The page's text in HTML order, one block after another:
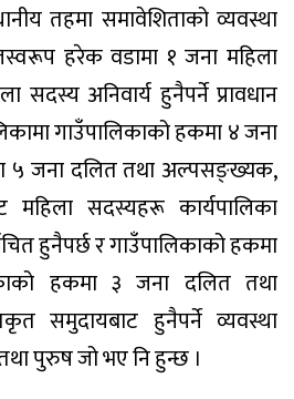
तहमा समावेशिताको व्यवस्था
हरेक वडामा १ जना महिला
सदस्य अनिवार्य हुनैपर्ने प्रावधान
गाउँपालिकाको हकमा ४ जना
५ जना दलित तथा अल्पसङ्ख्यक,
महिला सदस्यहरू कार्यपालिका
हुनैपर्छ र गाउँपालिकाको हकमा
हकमा ३ जना दलित तथा
समुदायबाट हुनैपर्ने व्यवस्था
पुरुष जो भए नि हुन्छ ।